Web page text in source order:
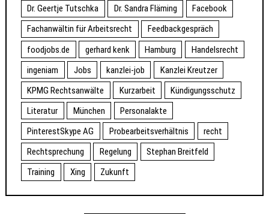
Dr. Geertje Tutschka
Dr. Sandra Fläming
Facebook
Fachanwältin für Arbeitsrecht
Feedbackgespräch
foodjobs.de
gerhard kenk Hamburg
Handelsrecht
ingeniam
Jobs kanzlei-job
Kanzlei Kreutzer
KPMG Rechtsanwälte
Kurzarbeit
Kündigungsschutz
Literatur
München
Personalakte
PinterestSkype AG
Probearbeitsverhältnis
recht
Rechtsprechung
Regelung
Stephan Breitfeld
Training
Xing Zukunft